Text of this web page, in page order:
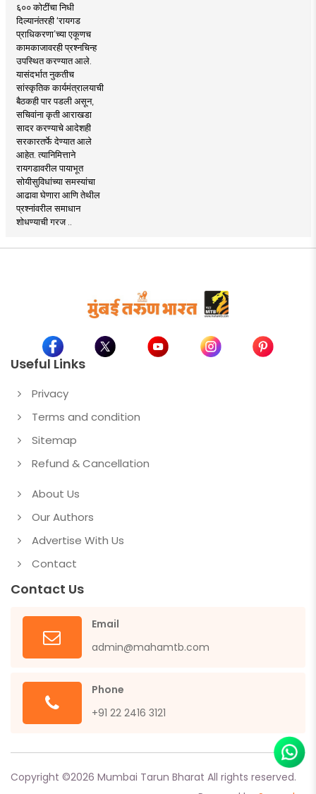
६०० कोटींचा निधी
दिल्यानंतरही ‘रायगड
प्राधिकरणा’च्या एकूणच
कामकाजावरही प्रश्नचिन्ह
उपस्थित करण्यात आले.
यासंदर्भात नुकतीच
सांस्कृतिक कार्यमंत्रालयाची
बैठकही पार पडली असून,
सचिवांना कृती आराखडा
सादर करण्याचे आदेशही
सरकारतर्फे देण्यात आले
आहेत. त्यानिमित्ताने
रायगडावरील पायाभूत
सोयीसुविधांच्या समस्यांचा
आढावा घेणारा आणि तेथील
प्रश्नांवरील समाधान
शोधण्याची गरज ..
Useful Links
Privacy
Terms and condition
Sitemap
Refund & Cancellation
About Us
Our Authors
Advertise With Us
Contact
Contact Us
Email
admin@mahamtb.com
Phone
+91 22 2416 3121
Copyright ©2026 Mumbai Tarun Bharat All rights reserved.